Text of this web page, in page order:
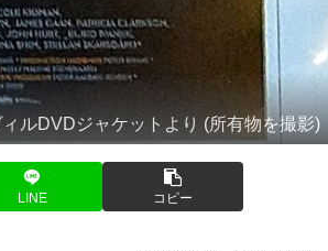
ルDVDジャケットより (所有物を撮影)
LINE コピー